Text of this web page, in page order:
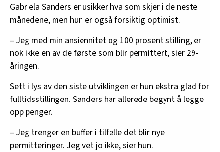
Gabriela Sanders er usikker hva som skjer i de neste
månedene, men hun er også forsiktig optimist.
– Jeg med min ansiennitet og 100 prosent stilling, er
nok ikke en av de første som blir permittert, sier 29-
åringen.
Sett i lys av den siste utviklingen er hun ekstra glad for
fulltidsstillingen. Sanders har allerede begynt å legge
opp penger.
– Jeg trenger en buffer i tilfelle det blir nye
permitteringer. Jeg vet jo ikke, sier hun.